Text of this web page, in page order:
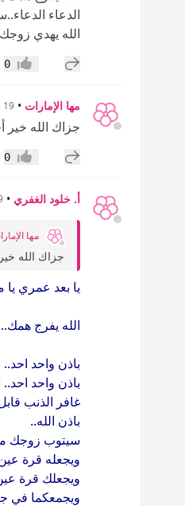
الدعاء
الله يهدي زوجك
إضافة رد جديد
إعجاب0
مها الإمارات • 19 سنة
جزاك الله خير
إضافة رد جديد
إعجاب0
أ. خلود الغفري •
مها
جزاك الله
يا بعد عمري يا
الله يفرج
باذن واحد
باذن واحد احد..
غافر الذنب
باذن الله..
سيتوب زوجك
ويجعله قرة
ويجعلك قرة
ويجمعكما في